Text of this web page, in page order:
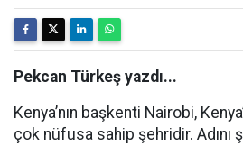
Pekcan Türkeş yazdı...
Kenya’nın başkenti Nairobi,
çok nüfusa sahip şehridir. Adını